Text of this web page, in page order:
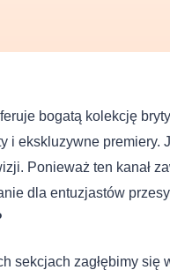
bogatą kolekcję
i ekskluzywne premiery.
Ponieważ ten kanał
dla entuzjastów
sekcjach zagłębimy się